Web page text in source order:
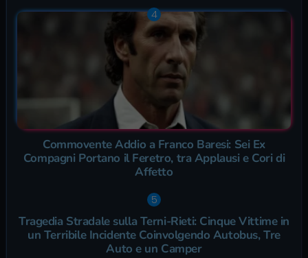
Commovente Addio a Franco Baresi: Sei Ex
Compagni Portano il Feretro, tra Applausi e Cori di
Affetto
Tragedia Stradale sulla Terni-Rieti: Cinque Vittime in
un Terribile Incidente Coinvolgendo Autobus, Tre
Auto e un Camper